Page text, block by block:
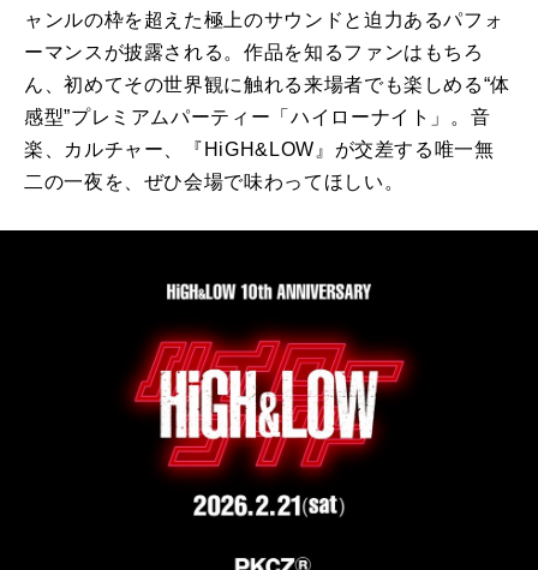
ャンルの枠を超えた極上のサウンドと迫力あるパフォ
ーマンスが披露される。作品を知るファンはもちろ
ん、初めてその世界観に触れる来場者でも楽しめる“体
感型”プレミアムパーティー「ハイローナイト」。音
楽、カルチャー、『HiGH&LOW』が交差する唯一無
二の一夜を、ぜひ会場で味わってほしい。